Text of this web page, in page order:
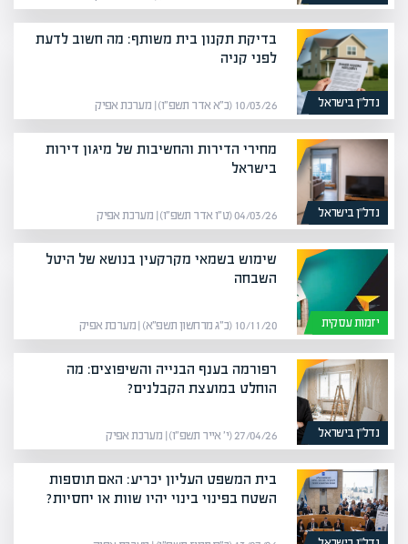
נדל”ן בישראל
בדיקת תקנון בית משותף: מה חשוב לדעת
לפני קניה
10/03/26 (כ״א אדר תשפ״ו) | מערכת אפיק
נדל”ן בישראל
מחירי הדירות והחשיבות של מיגון דירות
בישראל
04/03/26 (ט״ו אדר תשפ״ו) | מערכת אפיק
יזמות עסקית
שימוש בשמאי מקרקעין בנושא של היטל
השבחה
10/11/20 (כ״ג מרחשון תשפ״א) | מערכת אפיק
נדל”ן בישראל
רפורמה בענף הבנייה והשיפוצים: מה
הוחלט במועצת הקבלנים?
27/04/26 (י׳ אייר תשפ״ו) | מערכת אפיק
בית המשפט העליון יכריע: האם תוספות
השטח בפינוי בינוי יהיו שוות או יחסיות?